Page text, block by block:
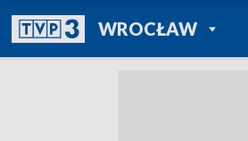
WROCŁAWPOWRÓT DO
TVP REGIONY